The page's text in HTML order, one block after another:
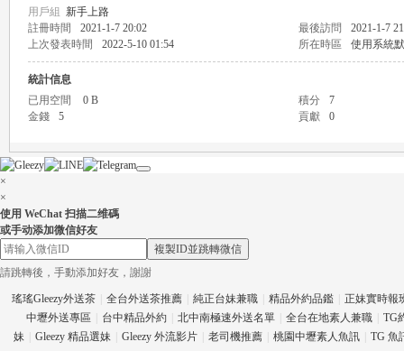
用戶組 新手上路
註冊時間
2021-1-7 20:02 最後訪問
2021-1-7
上次發表時間
2022-5-10 01:54 所在時區 使用系統
統計信息
已用空間
0 B 積分
7
金錢
5 貢獻 0
×
×
使用 WeChat 扫描二维碼
或手动添加微信好友
複製ID並跳轉微信
請跳轉後，手動添加好友，謝謝
瑤瑤Gleezy外送茶 全台外送茶推薦 純正台妹兼職 精品外約品鑑
正妹實時報
中壢外送專區
台中精品外約 北中南極速外送名單 全台在地素人兼職
TG
妹
Gleezy 精品選妹 Gleezy 外流影片 老司機推薦 桃園中壢素人魚訊 TG 魚